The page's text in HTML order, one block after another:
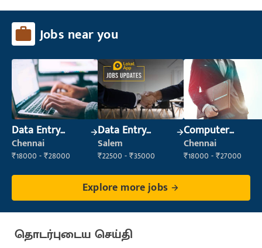
Jobs near you
Data Entry
Operator
Chennai
₹18000 - ₹28000
Data Entry
Operator
Salem
₹22500 - ₹35000
Computer
Operator
Chennai
₹18000 - ₹27000
Explore more jobs
தொடர்புடைய செய்தி